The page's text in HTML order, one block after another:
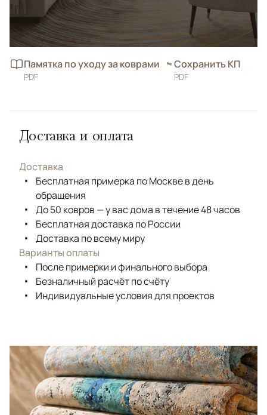
Памятка по уходу за коврами
PDF
Сохранить КП
PDF
Доставка и оплата
Доставка
Бесплатная примерка по Москве в день
обращения
До 50 ковров — у вас дома в течение 48 часов
Бесплатная доставка по России
Доставка по всему миру
Варианты оплаты
После примерки и финального выбора
Безналичный расчёт по счёту
Индивидуальные условия для проектов